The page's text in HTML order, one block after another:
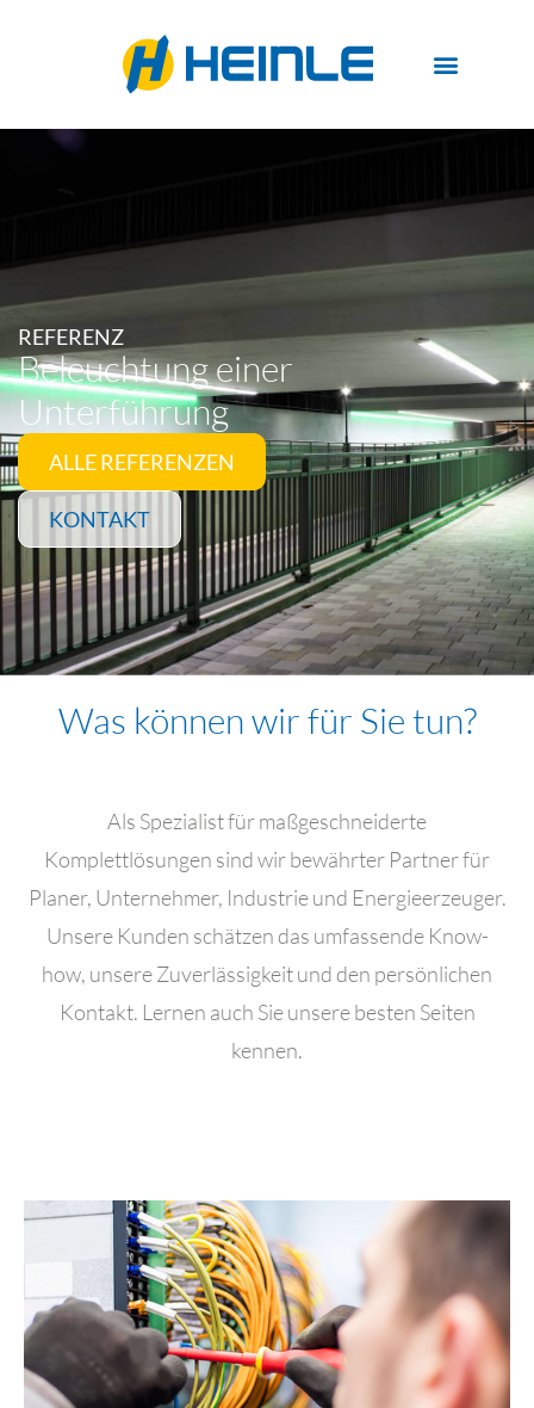
REFERENZ
Beleuchtung einer
Unterführung
ALLE REFERENZEN
KONTAKT
Was können wir für Sie tun?
Als Spezialist für maßgeschneiderte
Komplettlösungen sind wir bewährter Partner für
Planer, Unternehmer, Industrie und Energieerzeuger.
Unsere Kunden schätzen das umfassende Know-
how, unsere Zuverlässigkeit und den persönlichen
Kontakt. Lernen auch Sie unsere besten Seiten
kennen.